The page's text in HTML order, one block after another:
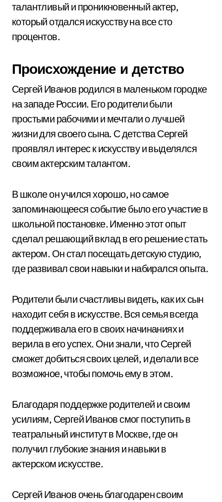
талантливый и проникновенный актер,
который отдался искусству на все сто
процентов.
Происхождение и детство
Сергей Иванов родился в маленьком городке
на западе России. Его родители были
простыми рабочими и мечтали о лучшей
жизни для своего сына. С детства Сергей
проявлял интерес к искусству и выделялся
своим актерским талантом.
В школе он учился хорошо, но самое
запоминающееся событие было его участие в
школьной постановке. Именно этот опыт
сделал решающий вклад в его решение стать
актером. Он стал посещать детскую студию,
где развивал свои навыки и набирался опыта.
Родители были счастливы видеть, как их сын
находит себя в искусстве. Вся семья всегда
поддерживала его в своих начинаниях и
верила в его успех. Они знали, что Сергей
сможет добиться своих целей, и делали все
возможное, чтобы помочь ему в этом.
Благодаря поддержке родителей и своим
усилиям, Сергей Иванов смог поступить в
театральный институт в Москве, где он
получил глубокие знания и навыки в
актерском искусстве.
Сергей Иванов очень благодарен своим